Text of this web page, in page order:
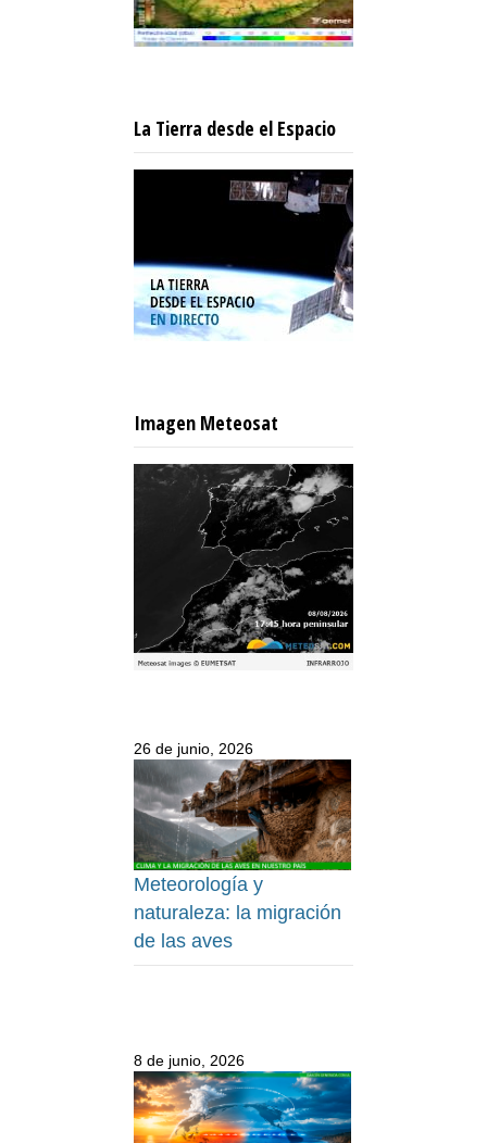
La Tierra desde el Espacio
Imagen Meteosat
26 de junio, 2026
Meteorología y
naturaleza: la migración
de las aves
8 de junio, 2026